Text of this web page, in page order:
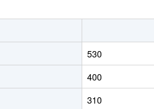
益子 徒歩45分
530
400
310